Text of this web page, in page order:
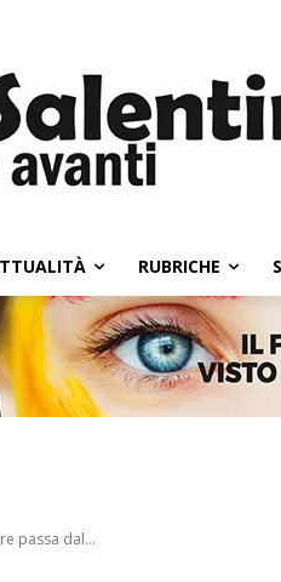
RUBRICHE
passa dal...